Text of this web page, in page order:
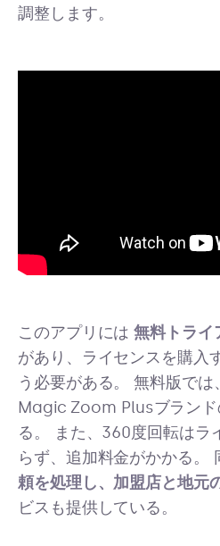
調整します。
このアプリには 無料トライ
があり、ライセンスを購入
う必要がある。 無料版で
Magic Zoom Plusブランド
る。 また、360度回転はラ
らず、追加料金がかかる。
頼を処理し、加盟店と地元
ビスも提供している。